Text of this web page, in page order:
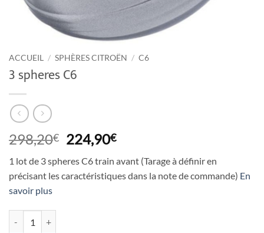
ACCUEIL / SPHÈRES CITROËN / C6
3 spheres C6
298,20€ Le
initial
était :
224,90€Le
actuel
est :
1 lot de 3 spheres C6 train avant (Tarage à définir en
précisant les caractéristiques dans la note de commande) En
savoir plus